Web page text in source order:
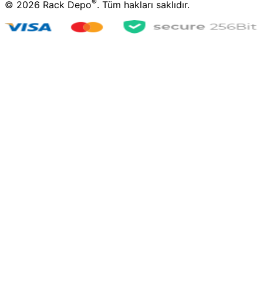
© 2026 Rack Depo . Tüm hakları saklıdır.